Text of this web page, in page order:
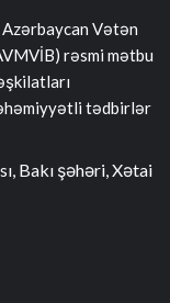
Vətən
rəsmi mətbu
tədbirlər
Bakı şəhəri, Xətai